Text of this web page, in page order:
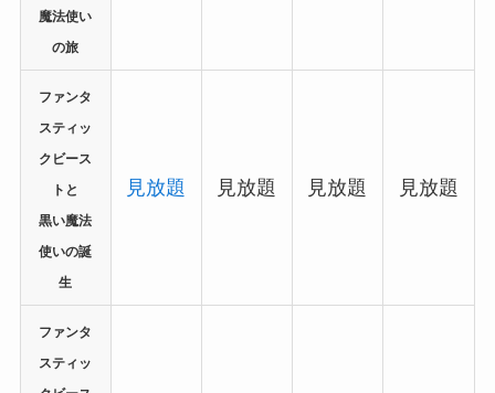
魔法使い
の旅
ファンタ
スティッ
クビース
トと
黒い魔法
使いの誕
生
見放題 見放題 見放題 見放題
ファンタ
スティッ